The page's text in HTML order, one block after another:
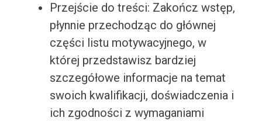
Przejście do treści: Zakończ wstęp,
płynnie przechodząc do głównej
części listu motywacyjnego, w
której przedstawisz bardziej
szczegółowe informacje na temat
swoich kwalifikacji, doświadczenia i
ich zgodności z wymaganiami